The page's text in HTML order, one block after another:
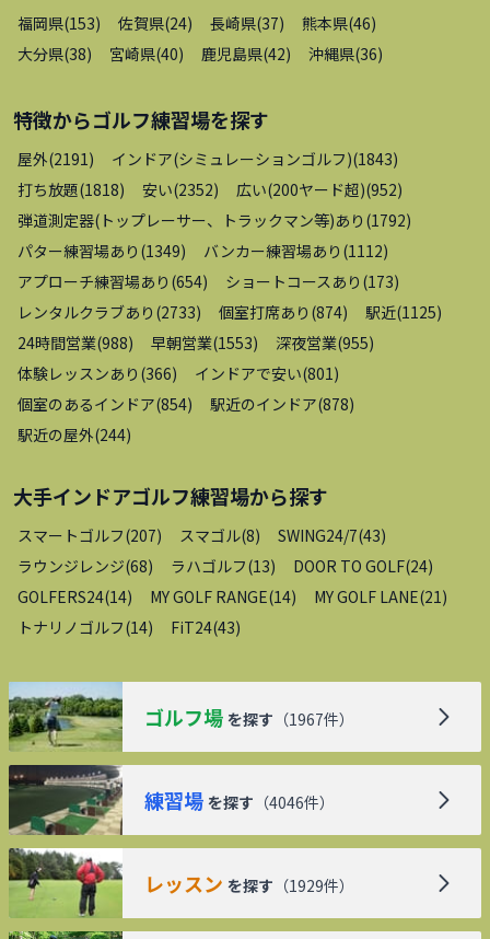
福岡県(153) 佐賀県(24) 長崎県(37) 熊本県(46)
大分県(38) 宮崎県(40) 鹿児島県(42) 沖縄県(36)
特徴からゴルフ練習場を探す
屋外(2191 ) インドア(シミュレーションゴルフ)(1843)
打ち放題(1818) 安い(2352) 広い(200ヤード超)(952)
弾道測定器(トップレーサー、トラックマン等)あり (1792)
パター練習場あり (1349) バンカー練習場あり (1112)
アプローチ練習場あり (654) ショートコースあり (173)
レンタルクラブあり (2733) 個室打席あり (874) 駅近(1125)
24時間営業(988) 早朝営業(1553) 深夜営業(955)
体験レッスンあり (366) インドアで安い(801 )
個室のあるインドア(854) 駅近のインドア(878)
駅近の屋外(244)
大手インドアゴルフ練習場から探す
スマートゴルフ(207) スマゴル(8) SWING24/7(43)
ラウンジレンジ(68) ラハゴルフ(13) DOOR TO GOLF(24)
GOLFERS24(14) MY GOLF RANGE(14) MY GOLF LANE(21 )
トナリノゴルフ(14) FiT24(43)
ゴルフ場 を探す （1967件）
練習場 を探す （4046件）
レッスン を探す （1929件）